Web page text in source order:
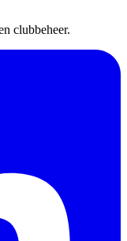
clubbeheer.